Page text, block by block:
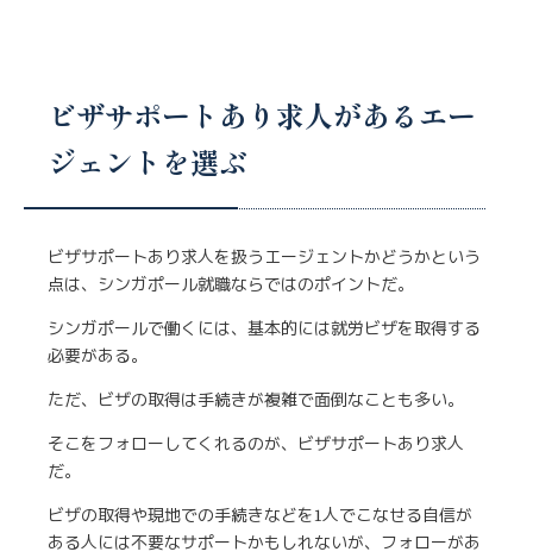
ビザサポートあり求人があるエー
ジェントを選ぶ
ビザサポートあり求人を扱うエージェントかどうかという
点は、シンガポール就職ならではのポイントだ。
シンガポールで働くには、基本的には就労ビザを取得する
必要がある。
ただ、ビザの取得は手続きが複雑で面倒なことも多い。
そこをフォローしてくれるのが、ビザサポートあり求人
だ。
ビザの取得や現地での手続きなどを1人でこなせる自信が
ある人には不要なサポートかもしれないが、フォローがあ